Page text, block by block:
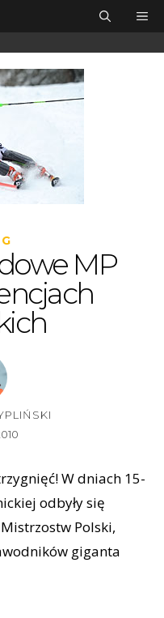
MP
W dniach 15-
odbyły się
Polski,
giganta